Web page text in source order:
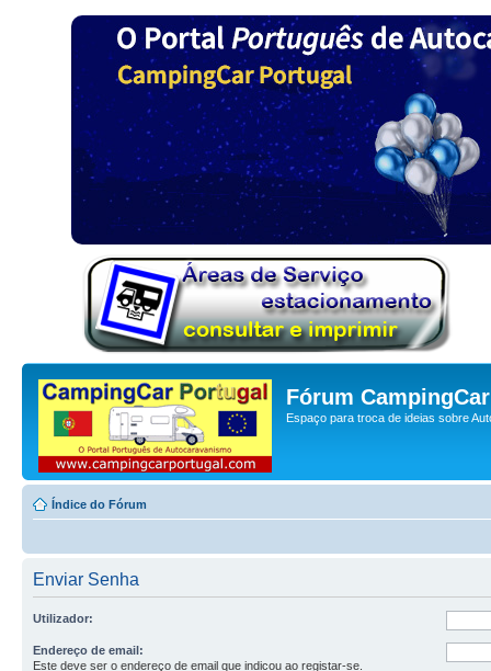
Fórum
Espaço para troca de ideias sobre
Índice do Fórum
Enviar Senha
Utilizador:
Endereço de email:
Este deve ser o endereço de email que indicou ao registar-se.